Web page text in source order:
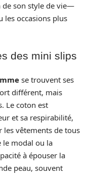
son style de vie—
les occasions plus
des mini slips
se trouvent ses
différent, mais
Le coton est
et sa respirabilité,
vêtements de tous
le modal ou la
à épouser la
peau, souvent